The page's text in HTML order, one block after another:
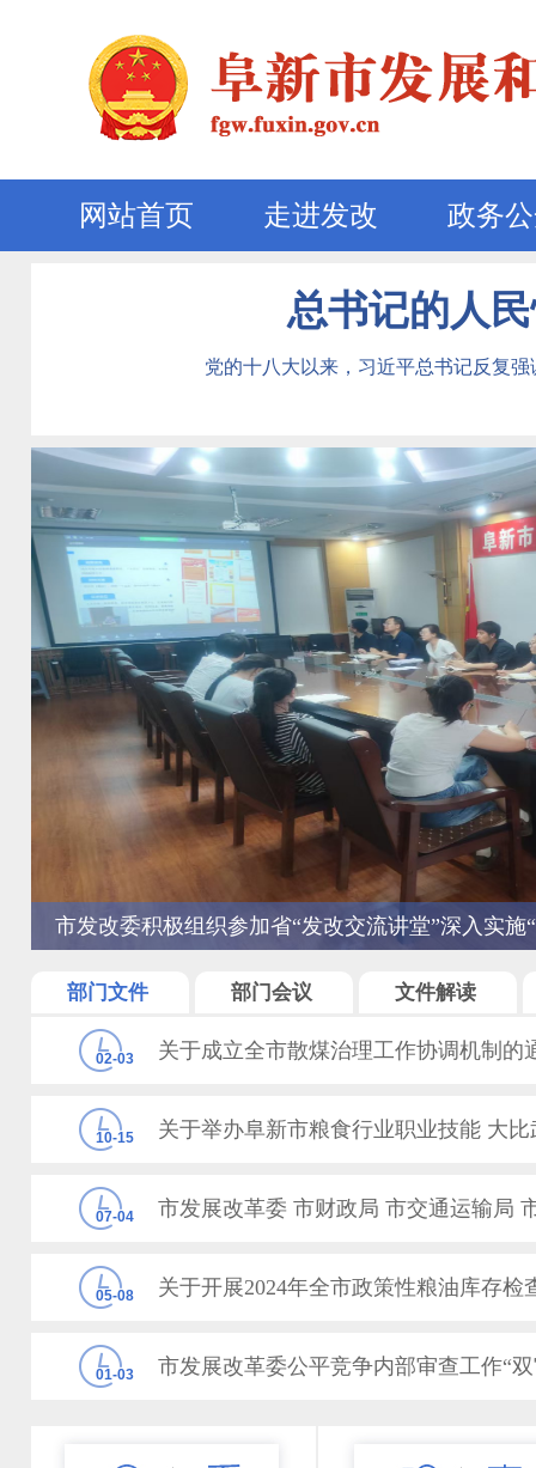
网站首页 走进发改 政务
总书记的人
党的十八大以来，习近平总书记反复
市发改委积极组织参加省“发改交流讲堂”深入实施
部门文件 部门会议 文件解读
02-03 关于成立全市散煤治理工作协调机制的
10-15 关于举办阜新市粮食行业职业技能 大比
07-04
05-08 关于开展2024年全市政策性粮油库存检
01-03